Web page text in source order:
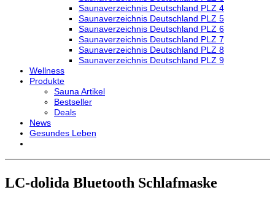
Saunaverzeichnis Deutschland PLZ 4
Saunaverzeichnis Deutschland PLZ 5
Saunaverzeichnis Deutschland PLZ 6
Saunaverzeichnis Deutschland PLZ 7
Saunaverzeichnis Deutschland PLZ 8
Saunaverzeichnis Deutschland PLZ 9
Wellness
Produkte
Sauna Artikel
Bestseller
Deals
News
Gesundes Leben
LC-dolida Bluetooth Schlafmaske